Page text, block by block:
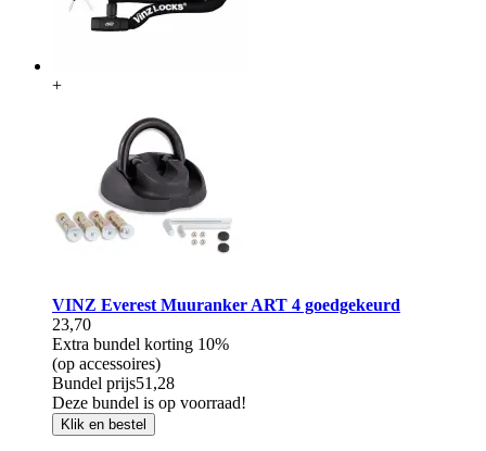
+
VINZ Everest Muuranker ART 4 goedgekeurd
23,70
Extra bundel korting 10%
(op accessoires)
Bundel prijs51,28
Deze bundel is op voorraad!
Klik en bestel